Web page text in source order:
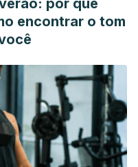
por que
encontrar o tom